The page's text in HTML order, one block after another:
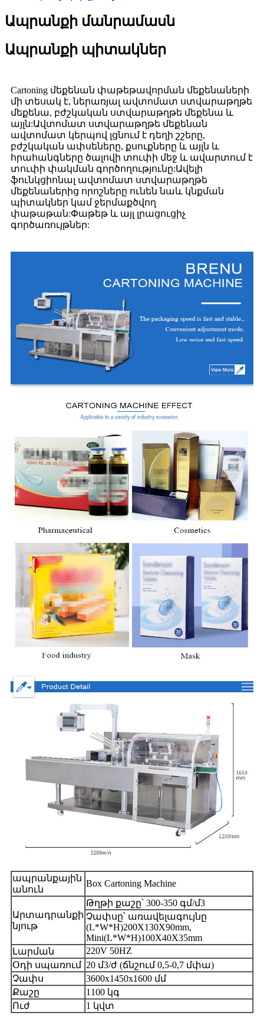
Ապրանքի մանրամասն
Ապրանքի պիտակներ
Cartoning մեքենան փաթեթավորման մեքենաների
մի տեսակ է, ներառյալ ավտոմատ ստվարաթղթե
մեքենա, բժշկական ստվարաթղթե մեքենա և
այլն:Ավտոմատ ստվարաթղթե մեքենան
ավտոմատ կերպով լցնում է դեղի շշերը,
բժշկական ափսեները, քսուքները և այլն և
հրահանգները ծալովի տուփի մեջ և ավարտում է
տուփի փակման գործողությունը:Ավելի
ֆունկցիոնալ ավտոմատ ստվարաթղթե
մեքենաներից որոշները ունեն նաև կնքման
պիտակներ կամ ջերմաքծվող
փաթաթան:Փաթեթ և այլ լրացուցիչ
գործառույթներ:
ապրանքային
անուն
Box Cartoning Machine
Արտադրանքի
նյութ
Թղթի քաշը՝ 300-350 գմ/մ3
Չափսը՝ առավելագույնը
(L*W*H)200X130X90mm,
Mini(L*W*H)100X40X35mm
Լարման
220V 50HZ
Օդի սպառում 20 մ3/ժ (ճնշում 0,5-0,7 մփա)
Չափս
3600x1450x1600 մմ
Քաշը
1100 կգ
Ուժ
1 կվտ